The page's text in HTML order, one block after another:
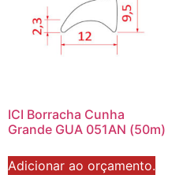
ICI Borracha Cunha
Grande GUA 051AN (50m)
Adicionar ao orçamento.